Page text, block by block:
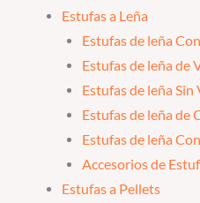
Estufas a Leña
Estufas de leña
Estufas de leña de
Estufas de leña
Estufas de leña de
Estufas de leña
Accesorios de
Estufas a Pellets